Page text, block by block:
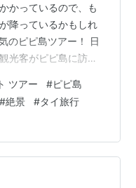
かっているので、も
降っているかもしれ
のピピ島ツアー！ 日
光客がピピ島に訪れ
良ければ、有名なマ
ができますよ。 太陽
段と綺麗ですね！ ビ
明度の良さ！！ GW
のGW期間中は中国
…
ツアー #ピピ島
#絶景 #タイ旅行